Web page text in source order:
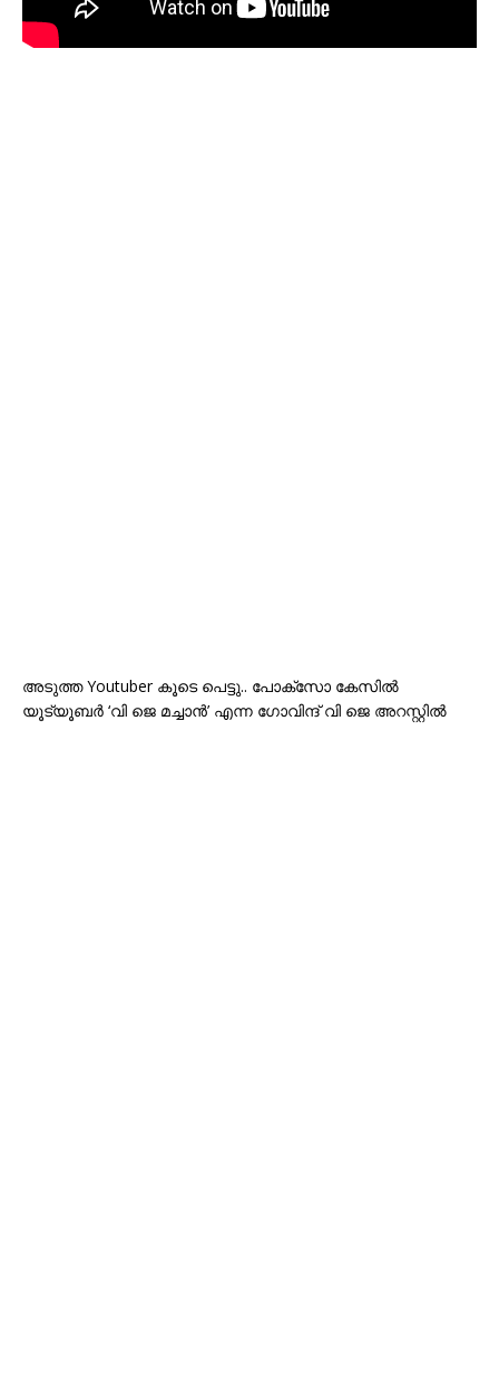
അടുത്ത Youtuber കൂടെ പെട്ടു.. പോക്സോ കേസിൽ
യൂട്യൂബർ ‘വി ജെ മച്ചാൻ’ എന്ന ഗോവിന്ദ് വി ജെ അറസ്റ്റിൽ